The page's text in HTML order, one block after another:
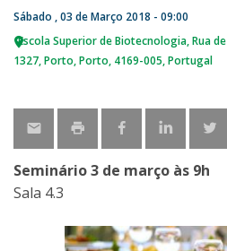
Sábado , 03 de Março 2018 - 09:00
Escola Superior de Biotecnologia Rua
1327 Porto Porto 4169-005 Portugal
Seminário 3 de março às 9h
Sala 4.3